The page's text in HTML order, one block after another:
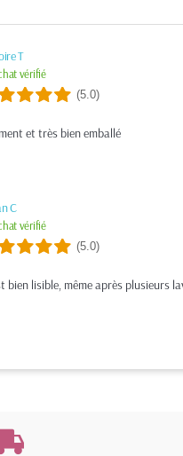
T
vérifié
(5.0)
et très bien emballé
C
vérifié
(5.0)
bien lisible, même après plusieurs